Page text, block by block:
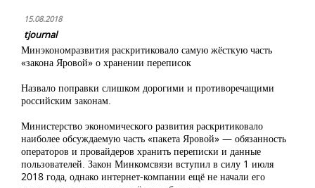
15.08.2018
tjournal
Минэкономразвития раскритиковало самую жёсткую часть
«закона Яровой» о хранении переписок
Назвало поправки слишком дорогими и противоречащими
российским законам.
Министерство экономического развития раскритиковало
наиболее обсуждаемую часть «пакета Яровой» — обязанность
операторов и провайдеров хранить переписки и данные
пользователей. Закон Минкомсвязи вступил в силу 1 июля
2018 года, однако интернет-компании ещё не начали его